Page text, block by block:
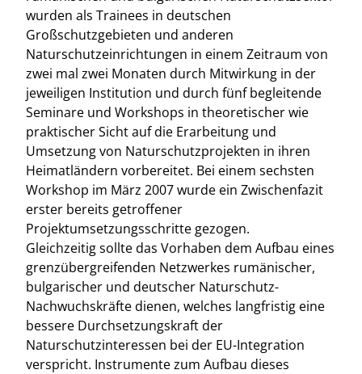
wurden als Trainees in deutschen
Großschutzgebieten und anderen
Naturschutzeinrichtungen in einem Zeitraum von
zwei mal zwei Monaten durch Mitwirkung in der
jeweiligen Institution und durch fünf begleitende
Seminare und Workshops in theoretischer wie
praktischer Sicht auf die Erarbeitung und
Umsetzung von Naturschutzprojekten in ihren
Heimatländern vorbereitet. Bei einem sechsten
Workshop im März 2007 wurde ein Zwischenfazit
erster bereits getroffener
Projektumsetzungsschritte gezogen.
Gleichzeitig sollte das Vorhaben dem Aufbau eines
grenzübergreifenden Netzwerkes rumänischer,
bulgarischer und deutscher Naturschutz-
Nachwuchskräfte dienen, welches langfristig eine
bessere Durchsetzungskraft der
Naturschutzinteressen bei der EU-Integration
verspricht. Instrumente zum Aufbau dieses